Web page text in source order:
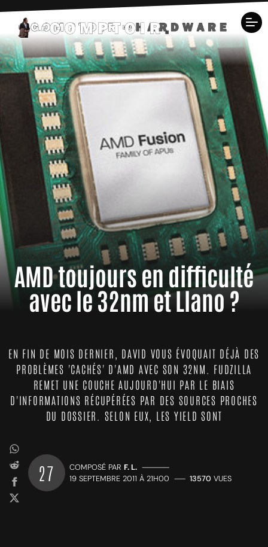
AMD toujours en difficulté
avec le 32nm et Llano ?
EN FIN DE MOIS DERNIER, DAVID VOUS ÉVOQUAIT DÉJÀ DES
PROBLÈMES 'CACHÉS' D'AMD AVEC SON 32NM. FUDZILLA
REMET UNE COUCHE AUJOURD'HUI PAR LE BIAIS
D'INFORMATIONS RÉCUPÉRÉES PAR DES SOURCES PROCHES
DU DOSSIER. SELON EUX, LES YIELD SONT
27 COMPOSÉ PAR F. L. —————
19 SEPTEMBRE 2011 À 21H00 —— 13570 VUES